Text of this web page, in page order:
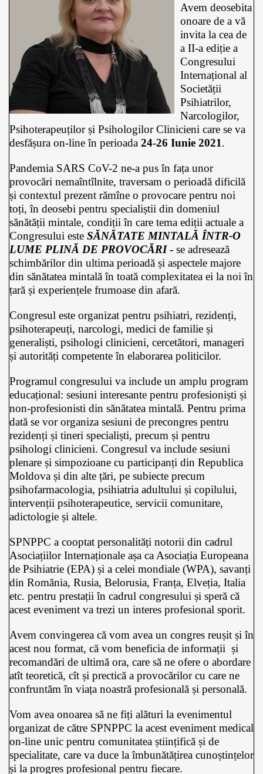
Avem deosebita
onoare de a vă
invita la cea de
a II-a ediție a
Congresului
Internațional al
Societății
Psihiatrilor,
Narcologilor,
Psihoterapeuților și Psihologilor Clinicieni care se va
desfășura on-line în perioada 24-26 Iunie 2021.
Pandemia SARS CoV-2 ne-a pus în fața unor
provocări nemaîntîlnite, traversam o perioadă dificilă
și contextul prezent rămîne o provocare pentru noi
toți, în deosebi pentru specialiștii din domeniul
sănătății mintale, condiții în care tema ediții actuale a
Congresului este SĂNĂTATE MINTALĂ ÎNTR-O
LUME PLINĂ DE PROVOCĂRI- se adresează
schimbărilor din ultima perioadă și aspectele majore
din sănătatea mintală în toată complexitatea ei la noi în
țară și experiențele frumoase din afară.
Congresul este organizat pentru psihiatri, rezidenți,
psihoterapeuți, narcologi, medici de familie și
generaliști, psihologi clinicieni, cercetători, manageri
și autorități competente în elaborarea politicilor.
Programul congresului va include un amplu program
educațional: sesiuni interesante pentru profesioniști și
non-profesionisti din sănătatea mintală. Pentru prima
dată se vor organiza sesiuni de precongres pentru
rezidenți și tineri specialiști, precum și pentru
psihologi clinicieni. Congresul va include sesiuni
plenare și simpozioane cu participanți din Republica
Moldova și din alte țări, pe subiecte precum
psihofarmacologia, psihiatria adultului și copilului,
intervenții psihoterapeutice, servicii comunitare,
adictologie și altele.
SPNPPC a cooptat personalități notorii din cadrul
Asociațiilor Internaționale așa ca Asociația Europeana
de Psihiatrie (EPA) și a celei mondiale (WPA), savanți
din Romănia, Rusia, Belorusia, Franța, Elveția, Italia
etc. pentru prestații în cadrul congresului și speră că
acest eveniment va trezi un interes profesional sporit.
Avem convingerea că vom avea un congres reușit și în
acest nou format, că vom beneficia de informații și
recomandări de ultimă ora, care să ne ofere o abordare
atît teoretică, cît și prectică a provocărilor cu care ne
confruntăm în viața noastră profesională și personală.
Vom avea onoarea să ne fiți alături la evenimentul
organizat de către SPNPPC la acest eveniment medical
on-line unic pentru comunitatea științifică și de
specialitate, care va duce la îmbunătățirea cunoștințelor
și la progres profesional pentru fiecare.